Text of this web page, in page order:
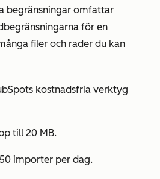
begränsningar omfattar
för en
filer och rader du kan
kostnadsfria verktyg
till 20 MB.
importer per dag.